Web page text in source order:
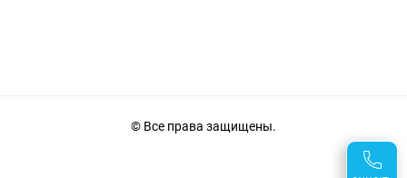
© Все права защищены.